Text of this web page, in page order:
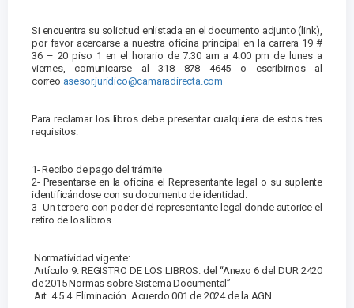
Si encuentra su solicitud enlistada en el documento adjunto (link),
por favor acercarse a nuestra oficina principal en la carrera 19 #
36 – 20 piso 1 en el horario de 7:30 am a 4:00 pm de lunes a
viernes, comunicarse al 318 878 4645 o escribirnos al
correo asesor.juridico@camaradirecta.com
Para reclamar los libros debe presentar cualquiera de estos tres
requisitos:
1- Recibo de pago del trámite
2- Presentarse en la oficina el Representante legal o su suplente
identificándose con su documento de identidad.
3- Un tercero con poder del representante legal donde autorice el
retiro de los libros
Normatividad vigente:
Artículo 9. REGISTRO DE LOS LIBROS. del “Anexo 6 del DUR 2420
de 2015 Normas sobre Sistema Documental”
Art. 4.5.4. Eliminación. Acuerdo 001 de 2024 de la AGN